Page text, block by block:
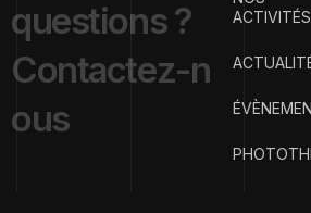
questions?
Contactez-n
ous
ACTIVITÉS